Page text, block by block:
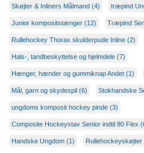
Skøjter & Inliners Målmand (4) træpind
Junior kompositstænger (12) Træpind
Rullehockey Thorax skulderpude Inline (2)
Hals-, tandbeskyttelse og hjelmdele (7)
Hænger, hænder og gummiknap Andet (1)
Mål, garn og skydespil (6) Stokhandske
ungdoms komposit hockey pinde (3)
Composite Hockeystav Senior indtil 80 Flex
Handske Ungdom (1) Rullehockeyskøjter